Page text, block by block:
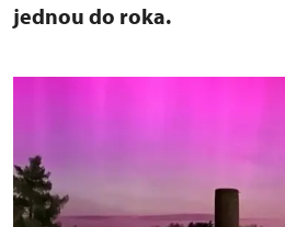
jednou do roka.